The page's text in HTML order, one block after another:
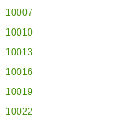
10007
10010
10013
10016
10019
10022